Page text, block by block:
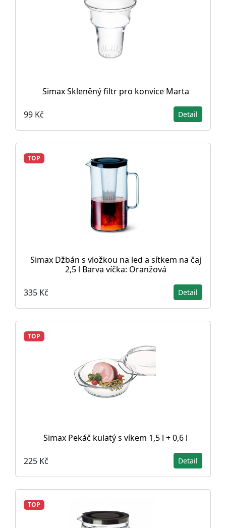
Simax Skleněný filtr pro konvice Marta
99 Kč Detail
TOP
Simax Džbán s vložkou na led a sítkem na čaj
2,5 l Barva víčka: Oranžová
335 Kč Detail
TOP
Simax Pekáč kulatý s víkem 1,5 l + 0,6 l
225 Kč Detail
TOP